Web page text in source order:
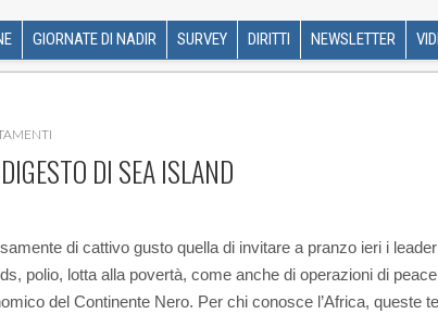
SKIP TO CONTENT
GIORNATE DI NADIR SURVEY DIRITTI NEWSLETTER
DI SEA ISLAND
di cattivo gusto quella di invitare a pranzo ieri i
polio, lotta alla povertà, come anche di operazioni di
del Continente Nero. Per chi conosce l’Africa, queste